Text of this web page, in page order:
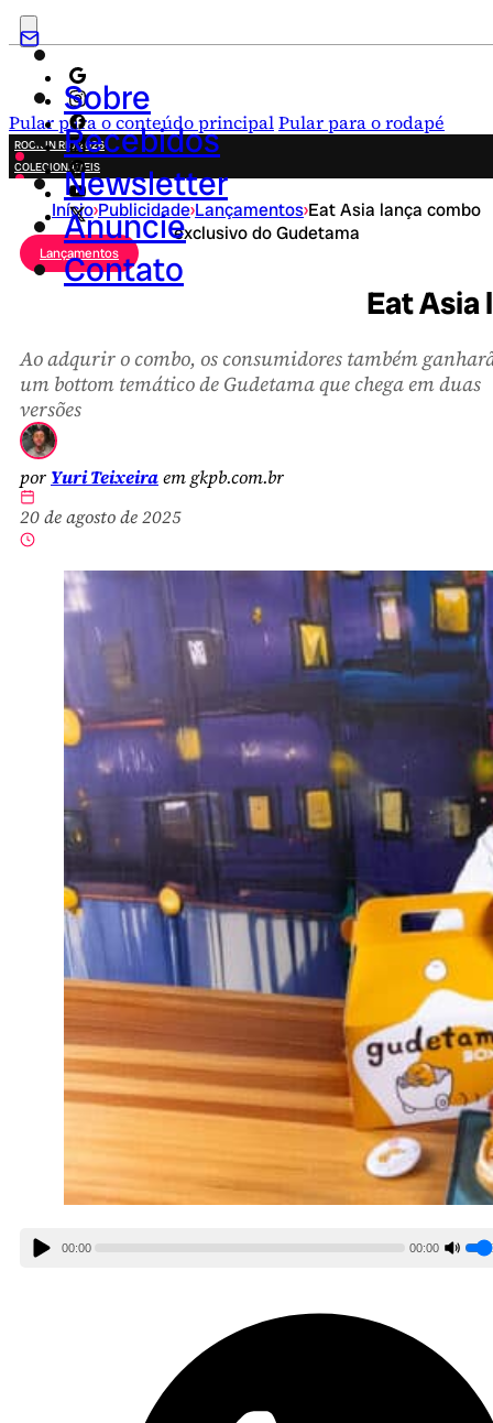
Pular para o conteúdo principalPular para o rodapé
Sobre
Recebidos
Newsletter
Anuncie
Contato
ROCK IN RIO 2026
COLECIONÁVEIS
FESTA JUNINA
NOVIDADES
CAMPANHAS CRIATIVAS
Início›Publicidade›Lançamentos›Eat Asia lança combo
exclusivo do Gudetama
Lançamentos
Eat Asia
Ao adqurir o combo, os consumidores também
um bottom temático de Gudetama que chega em duas
versões
por Yuri Teixeiraem gkpb.com.br
20 de agosto de 2025
00:00 00:00